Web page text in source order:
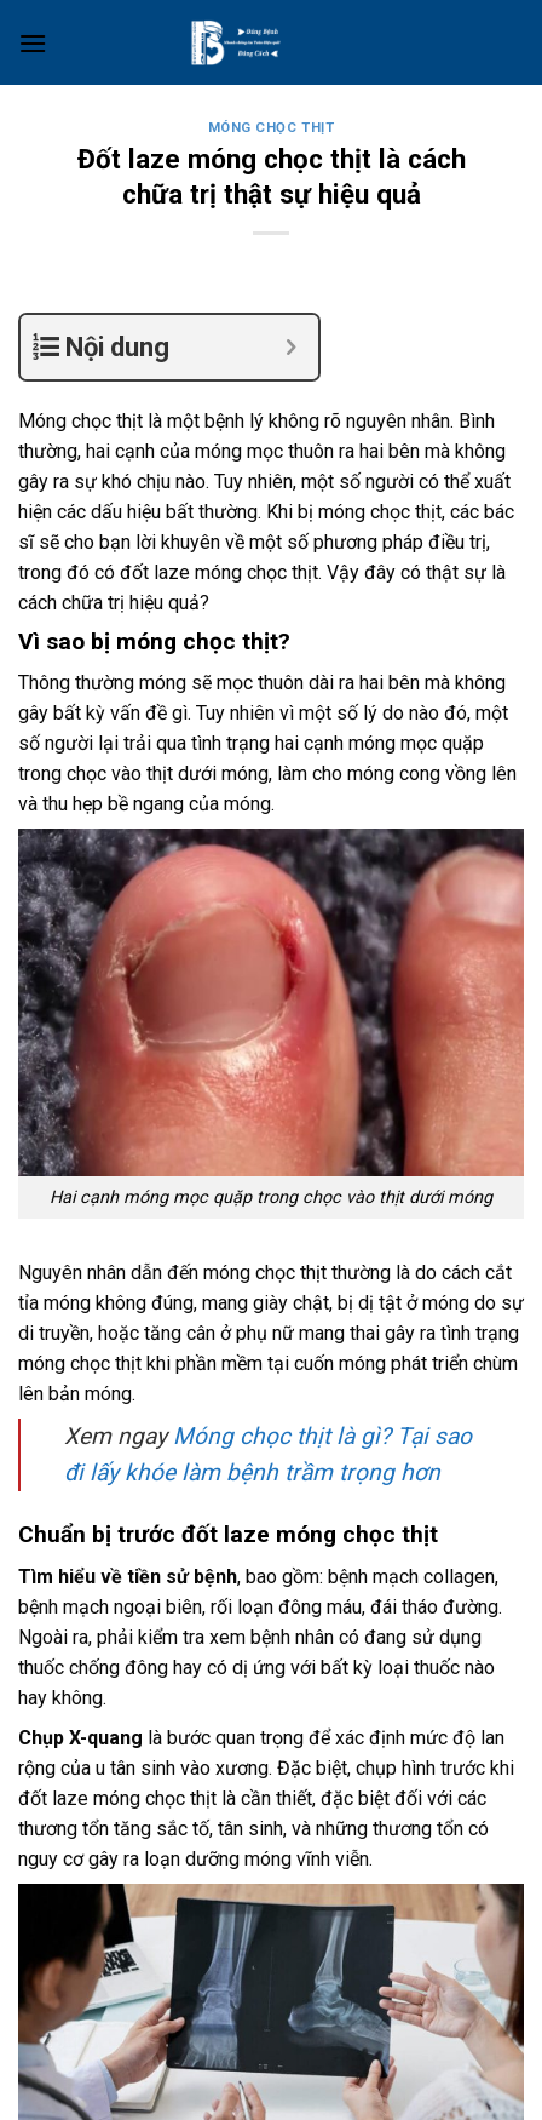
MÓNG CHỌC THỊT
Đốt laze móng chọc thịt là cách
chữa trị thật sự hiệu quả
Nội dung
Móng chọc thịt là một bệnh lý không rõ nguyên nhân. Bình
thường, hai cạnh của móng mọc thuôn ra hai bên mà không
gây ra sự khó chịu nào. Tuy nhiên, một số người có thể xuất
hiện các dấu hiệu bất thường. Khi bị móng chọc thịt, các bác
sĩ sẽ cho bạn lời khuyên về một số phương pháp điều trị,
trong đó có đốt laze móng chọc thịt. Vậy đây có thật sự là
cách chữa trị hiệu quả?
Vì sao bị móng chọc thịt?
Thông thường móng sẽ mọc thuôn dài ra hai bên mà không
gây bất kỳ vấn đề gì. Tuy nhiên vì một số lý do nào đó, một
số người lại trải qua tình trạng hai cạnh móng mọc quặp
trong chọc vào thịt dưới móng, làm cho móng cong vồng lên
và thu hẹp bề ngang của móng.
Hai cạnh móng mọc quặp trong chọc vào thịt dưới móng
Nguyên nhân dẫn đến móng chọc thịt thường là do cách cắt
tỉa móng không đúng, mang giày chật, bị dị tật ở móng do sự
di truyền, hoặc tăng cân ở phụ nữ mang thai gây ra tình trạng
móng chọc thịt khi phần mềm tại cuốn móng phát triển chùm
lên bản móng.
Xem ngayMóng chọc thịt là gì? Tại sao
đi lấy khóe làm bệnh trầm trọng hơn
Chuẩn bị trước đốt laze móng chọc thịt
Tìm hiểu về tiền sử bệnh, bao gồm: bệnh mạch collagen,
bệnh mạch ngoại biên, rối loạn đông máu, đái tháo đường.
Ngoài ra, phải kiểm tra xem bệnh nhân có đang sử dụng
thuốc chống đông hay có dị ứng với bất kỳ loại thuốc nào
hay không.
Chụp X-quang là bước quan trọng để xác định mức độ lan
rộng của u tân sinh vào xương. Đặc biệt, chụp hình trước khi
đốt laze móng chọc thịt là cần thiết, đặc biệt đối với các
thương tổn tăng sắc tố, tân sinh, và những thương tổn có
nguy cơ gây ra loạn dưỡng móng vĩnh viễn.